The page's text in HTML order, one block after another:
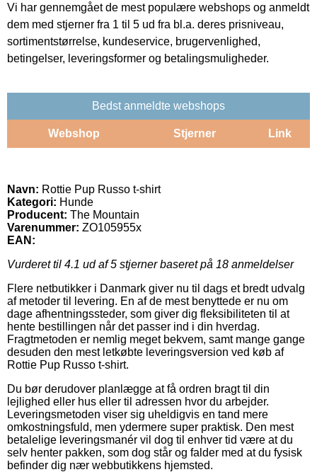
Vi har gennemgået de mest populære webshops og anmeldt
dem med stjerner fra 1 til 5 ud fra bl.a. deres prisniveau,
sortimentstørrelse, kundeservice, brugervenlighed,
betingelser, leveringsformer og betalingsmuligheder.
Bedst anmeldte webshops
Webshop Stjerner Link
Navn: Rottie Pup Russo t-shirt
Kategori: Hunde
Producent: The Mountain
Varenummer: ZO105955x
EAN:
Vurderet til 4.1 ud af 5 stjerner baseret på 18 anmeldelser
Flere netbutikker i Danmark giver nu til dags et bredt udvalg
af metoder til levering. En af de mest benyttede er nu om
dage afhentningssteder, som giver dig fleksibiliteten til at
hente bestillingen når det passer ind i din hverdag.
Fragtmetoden er nemlig meget bekvem, samt mange gange
desuden den mest letkøbte leveringsversion ved køb af
Rottie Pup Russo t-shirt.
Du bør derudover planlægge at få ordren bragt til din
lejlighed eller hus eller til adressen hvor du arbejder.
Leveringsmetoden viser sig uheldigvis en tand mere
omkostningsfuld, men ydermere super praktisk. Den mest
betalelige leveringsmanér vil dog til enhver tid være at du
selv henter pakken, som dog står og falder med at du fysisk
befinder dig nær webbutikkens hjemsted.